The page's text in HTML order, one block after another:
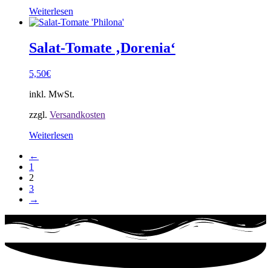
Weiterlesen
Salat-Tomate ‚Dorenia‘
5,50€
inkl. MwSt.
zzgl. Versandkosten
Weiterlesen
←
1
2
3
→